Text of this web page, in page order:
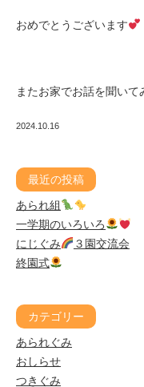
おめでとうございます
またお家でお話を聞いて
2024.10.16
最近の投稿
あられ組
一学期のいろいろ
にじぐみ
３園交流会
終園式
カテゴリー
あられぐみ
おしらせ
つきぐみ